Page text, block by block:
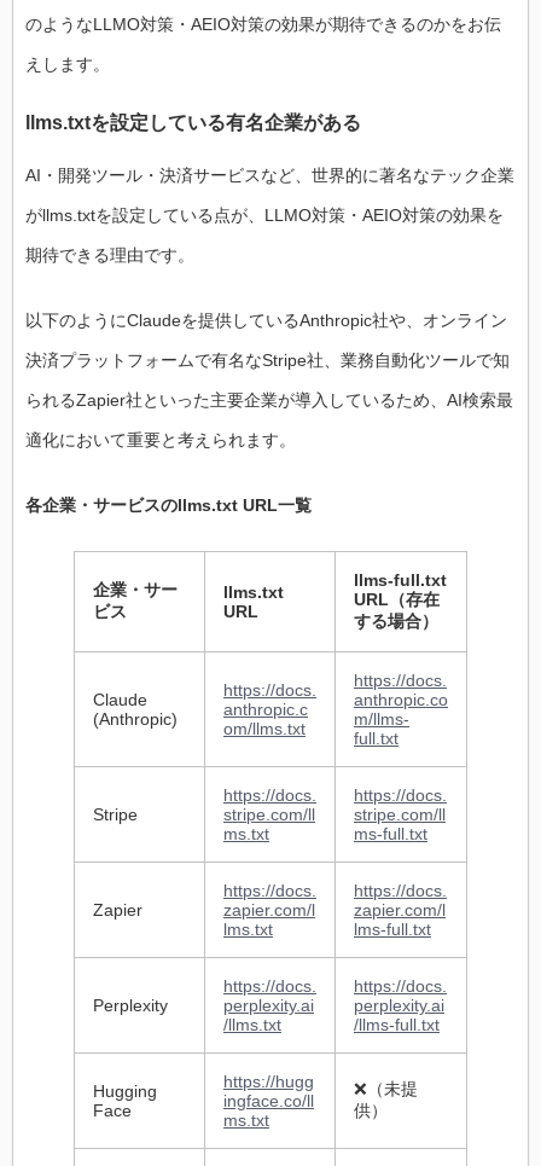
のようなLLMO対策・AEIO対策の効果が期待できるのかをお伝
えします。
llms.txtを設定している有名企業がある
AI・開発ツール・決済サービスなど、世界的に著名なテック企業
がllms.txtを設定している点が、LLMO対策・AEIO対策の効果を
期待できる理由です。
以下のようにClaudeを提供しているAnthropic社や、オンライン
決済プラットフォームで有名なStripe社、業務自動化ツールで知
られるZapier社といった主要企業が導入しているため、AI検索最
適化において重要と考えられます。
各企業・サービスのllms.txt URL一覧
企業・サー
ビス
llms.txt
URL
llms-full.txt
URL（存在
する場合）
Claude
(Anthropic)
https://docs.
anthropic.c
om/llms.txt
https://docs.
anthropic.co
m/llms-
full.txt
Stripe
https://docs.
stripe.com/ll
ms.txt
https://docs.
stripe.com/ll
ms-full.txt
Zapier
https://docs.
zapier.com/l
lms.txt
https://docs.
zapier.com/l
lms-full.txt
Perplexity
https://docs.
perplexity.ai
/llms.txt
https://docs.
perplexity.ai
/llms-full.txt
Hugging
Face
https://hugg
ingface.co/ll
ms.txt
❌（未提
供）